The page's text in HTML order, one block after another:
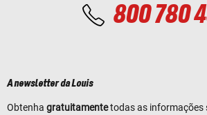
800 780
A newsletter da Louis
Obtenha gratuitamentetodas as informações